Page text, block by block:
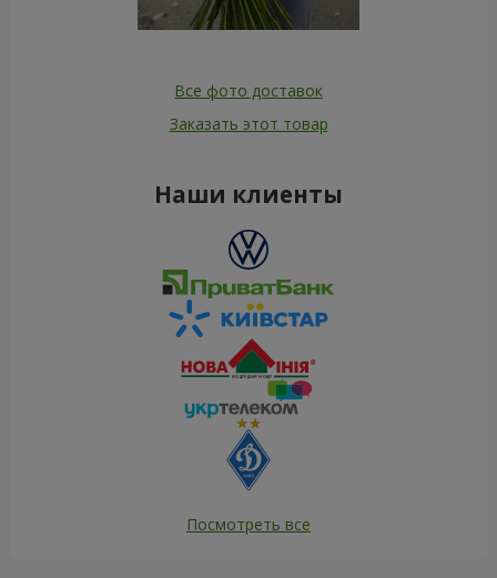
Все фото доставок
Заказать этот товар
Наши клиенты
Посмотреть все